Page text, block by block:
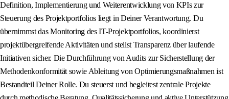
Definition, Implementierung und Weiterentwicklung von KPIs zur
Steuerung des Projektportfolios liegt in Deiner Verantwortung. Du
übernimmst das Monitoring des IT-Projektportfolios, koordinierst
projektübergreifende Aktivitäten und stellst Transparenz über laufende
Initiativen sicher. Die Durchführung von Audits zur Sicherstellung der
Methodenkonformität sowie Ableitung von Optimierungsmaßnahmen ist
Bestandteil Deiner Rolle. Du steuerst und begleitest zentrale Projekte